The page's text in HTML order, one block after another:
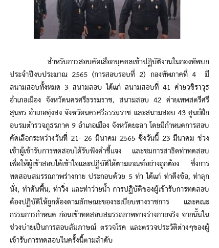
สำหรับการสอบคัดเลือกบุคคลเข้าปฏิบัติงานในกองทัพบก
ประจำปีงบประมาณ 2565 (การสอบรอบที่ 2) กองทัพภาคที่ 4 มี
สนามสอบทั้งหมด 3 สนามสอบ ได้แก่ สนามสอบที่ 41 ค่ายวชิราวุธ
อำเภอเมือง จังหวัดนครศรีธรรมราช, สนามสอบ 42 ค่ายเทพสตรีศรี
สุนทร อำเภอทุ่งสง จังหวัดนครศรีธรรมราช และสนามสอบ 43 ศูนย์ฝึก
อบรมตำรวจภูธรภาค 9 อำเภอเมือง จังหวัดยะลา โดยมีกำหนดการสอบ
คัดเลือกระหว่างวันที่ 21- 26 มีนาคม 2565 ซึ่งวันนี้ 23 มีนาคม ช่วง
เช้าผู้เข้ารับการทดสอบได้รับฟังคำชี้แจง และชมการสาธิตท่าทดสอบ
เพื่อให้ผู้เข้าสอบได้เข้าใจและปฏิบัติได้ตามเกณฑ์อย่างถูกต้อง ซึ่งการ
ทดสอบสมรรถภาพร่างกาย ประกอบด้วย 5 ท่า ได้แก่ ท่าดึงข้อ, ท่าลุก
นั่ง, ท่าดันพื้น, ท่าวิ่ง และท่าว่ายน้ำ การปฏิบัติของผู้เข้ารับการทดสอบ
ต้องปฏิบัติให้ถูกต้องตามลักษณะของระเบียบทางราชการ และคณะ
กรรมการกำหนด ก่อนเข้าทดสอบสมรรถภาพทางร่างกายจริง จากนั้นใน
ช่วงบ่ายเป็นการสอบสัมภาษณ์ ตรวจโรค และตรวจประวัติต่างๆของผู้
เข้ารับการทดสอบในครั้งนี้ตามลำดับ